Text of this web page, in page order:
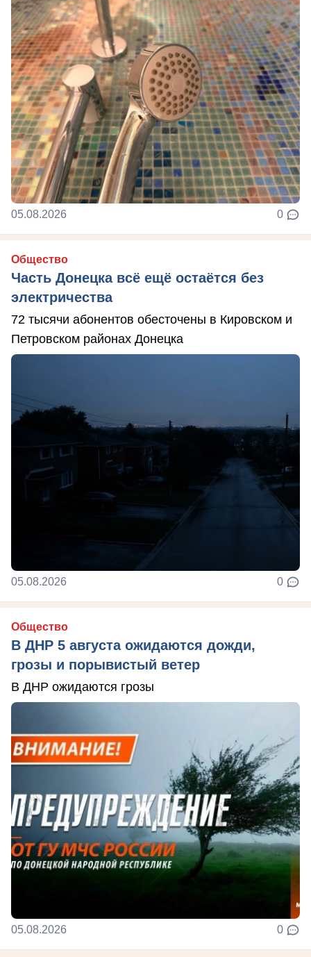
05.08.2026 0
Общество
Часть Донецка всё ещё остаётся без
электричества
72 тысячи абонентов обесточены в Кировском и
Петровском районах Донецка
05.08.2026 0
Общество
В ДНР 5 августа ожидаются дожди,
грозы и порывистый ветер
В ДНР ожидаются грозы
05.08.2026 0